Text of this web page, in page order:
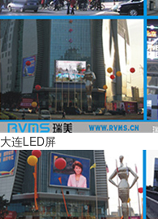
大连LED屏